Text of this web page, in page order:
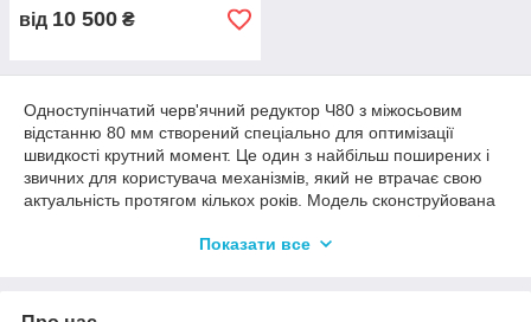
від 10 500 ₴
Одноступінчатий черв'ячний редуктор Ч80 з міжосьовим
відстанню 80 мм створений спеціально для оптимізації
швидкості крутний момент. Це один з найбільш поширених і
звичних для користувача механізмів, який не втрачає свою
актуальність протягом кількох років. Модель сконструйована
промисловому призначення. Компактний універсальний
маси перевагами. Інтернет-магазин «Електродвигун»
Показати все